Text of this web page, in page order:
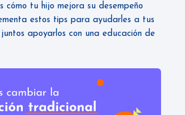
cómo tu hijo mejora su desempeño
estos tips para ayudarles a tus
apoyarlos con una educación de